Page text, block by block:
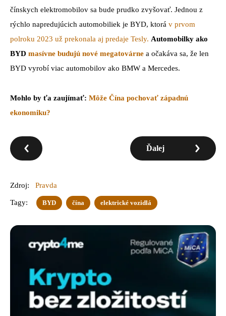
čínskych elektromobilov sa bude prudko zvyšovať. Jednou z
rýchlo napredujúcich automobiliek je BYD, ktorá v prvom
polroku 2023 už prekonala aj predaje Tesly. Automobilky ako
BYD masívne budujú nové megatovárne a očakáva sa, že len
BYD vyrobí viac automobilov ako BMW a Mercedes.
Mohlo by ťa zaujímať: Môže Čína pochovať západnú
ekonomiku?
Ďalej
Zdroj: Pravda
Tagy: BYD čína elektrické vozidlá